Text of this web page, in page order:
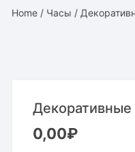
Home / Часы /
Декоративные
0,00₽